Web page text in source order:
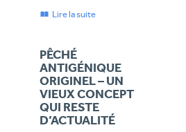
Lire la suite
PÊCHÉ
ANTIGÉNIQUE
ORIGINEL – UN
VIEUX CONCEPT
QUI RESTE
D’ACTUALITÉ